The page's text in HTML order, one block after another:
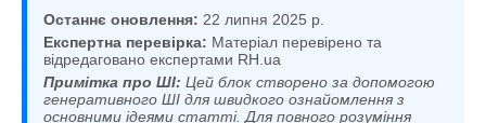
Останнє оновлення: 22 липня 2025 р.
Експертна перевірка: Матеріал перевірено та
відредаговано експертами RH.ua
Примітка про ШІ: Цей блок створено за допомогою
генеративного ШІ для швидкого ознайомлення з
основними ідеями статті. Для повного розуміння